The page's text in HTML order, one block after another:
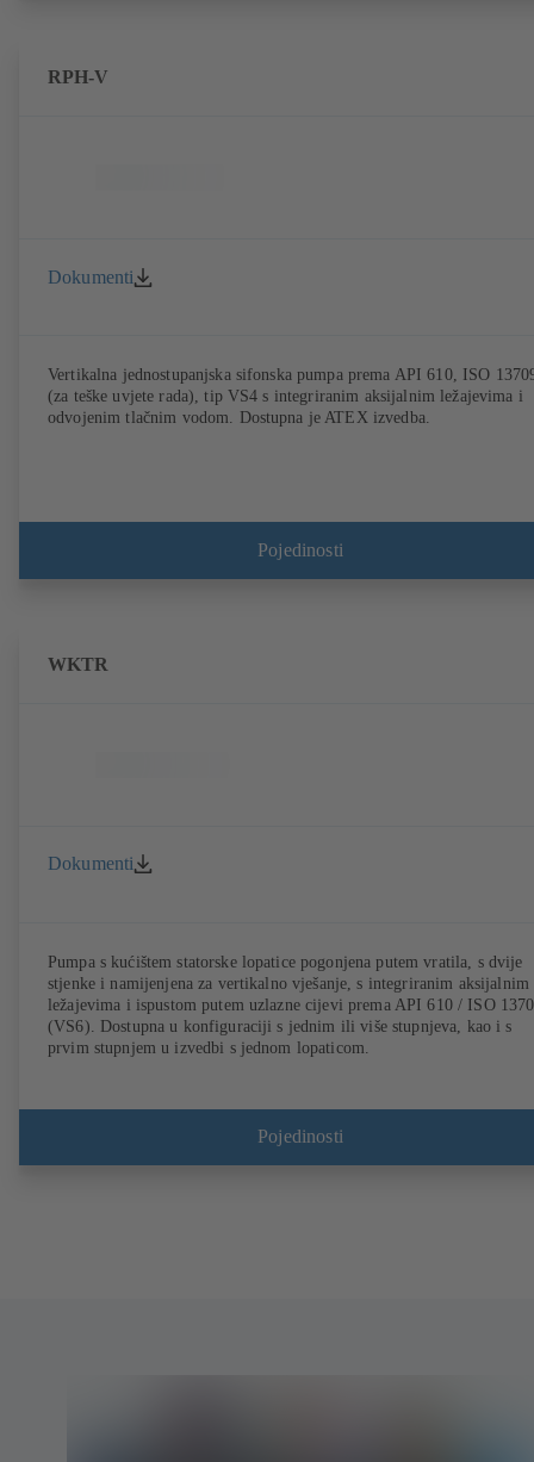
RPH-V
Dokumenti
Vertikalna jednostupanjska sifonska pumpa prema API 610, ISO
(za teške uvjete rada), tip VS4 s integriranim aksijalnim ležajevima i
odvojenim tlačnim vodom. Dostupna je ATEX izvedba.
Pojedinosti
WKTR
Dokumenti
Pumpa s kućištem statorske lopatice pogonjena putem vratila, s dvije
stjenke i namijenjena za vertikalno vješanje, s integriranim aksijalnim
ležajevima i ispustom putem uzlazne cijevi prema API 610 / ISO
(VS6). Dostupna u konfiguraciji s jednim ili više stupnjeva, kao i s
prvim stupnjem u izvedbi s jednom lopaticom.
Pojedinosti